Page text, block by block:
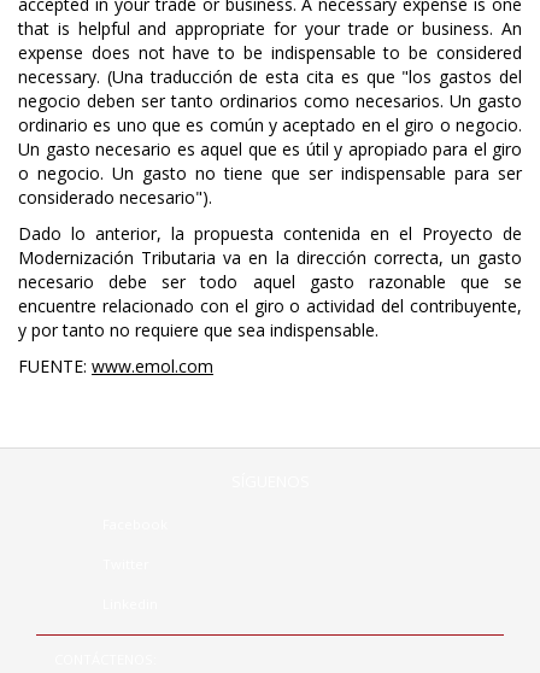
accepted in your trade or business. A necessary expense is one
that is helpful and appropriate for your trade or business. An
expense does not have to be indispensable to be considered
necessary. (Una traducción de esta cita es que "los gastos del
negocio deben ser tanto ordinarios como necesarios. Un gasto
ordinario es uno que es común y aceptado en el giro o negocio.
Un gasto necesario es aquel que es útil y apropiado para el giro
o negocio. Un gasto no tiene que ser indispensable para ser
considerado necesario").
Dado lo anterior, la propuesta contenida en el Proyecto de
Modernización Tributaria va en la dirección correcta, un gasto
necesario debe ser todo aquel gasto razonable que se
encuentre relacionado con el giro o actividad del contribuyente,
y por tanto no requiere que sea indispensable.
FUENTE: www.emol.com